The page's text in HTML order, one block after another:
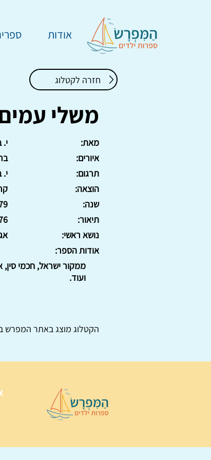
אודות
חזרה לקטלוג
משלי
מאת:
איורים:
י.
תרגום:
הוצאה:
שנה:
176 עמ'.
תיאור:
נושא ראשי:
אודות הספר:
ממקור ישראל, חכמי סין,
ועוד.
הקטלוג מוצג באתר המפרש